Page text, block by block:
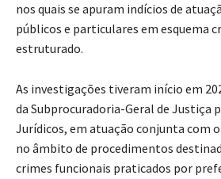
nos quais se apuram indícios de
públicos e particulares em esquema
estruturado.
As investigações tiveram início em
da Subprocuradoria-Geral de Justiça
Jurídicos, em atuação conjunta com o
no âmbito de procedimentos
crimes funcionais praticados por